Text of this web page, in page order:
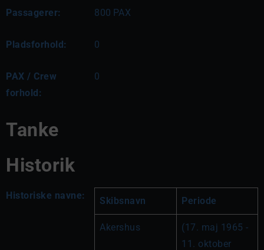
Passagerer: 800 PAX
Pladsforhold: 0
PAX / Crew
forhold:
0
Tanke
Historik
Historiske navne: Skibsnavn Periode
Akershus
(17. maj 1965 -
11. oktober